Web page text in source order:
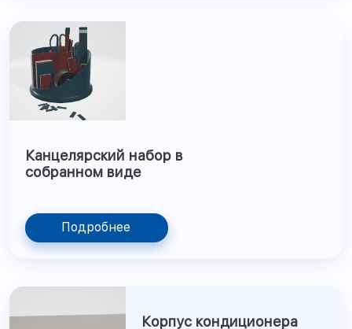
Канцелярский набор в
собранном виде
Подробнее
Корпус кондиционера